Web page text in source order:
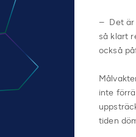
– Det är
så klart
också
inte
tiden